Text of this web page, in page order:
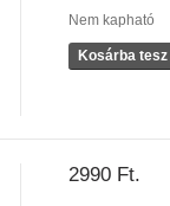
Nem kapható
Kosárba tesz
2990 Ft.